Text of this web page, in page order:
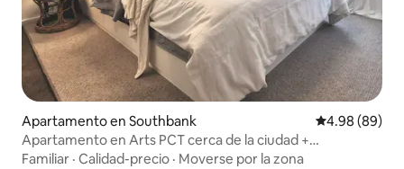
Apartamento en Southbank Calificación
4.98 (89)
Apartamento en Arts PCT cerca de la ciudad +
estacionamiento gratuito en el lugar
Familiar · Calidad-precio · Moverse por la zona